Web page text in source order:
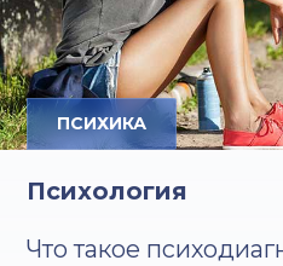
ПСИХИКА
Психология
Что такое